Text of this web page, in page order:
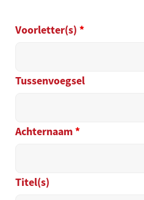
Voorletter(s) *
Tussenvoegsel
Achternaam*
Titel(s)